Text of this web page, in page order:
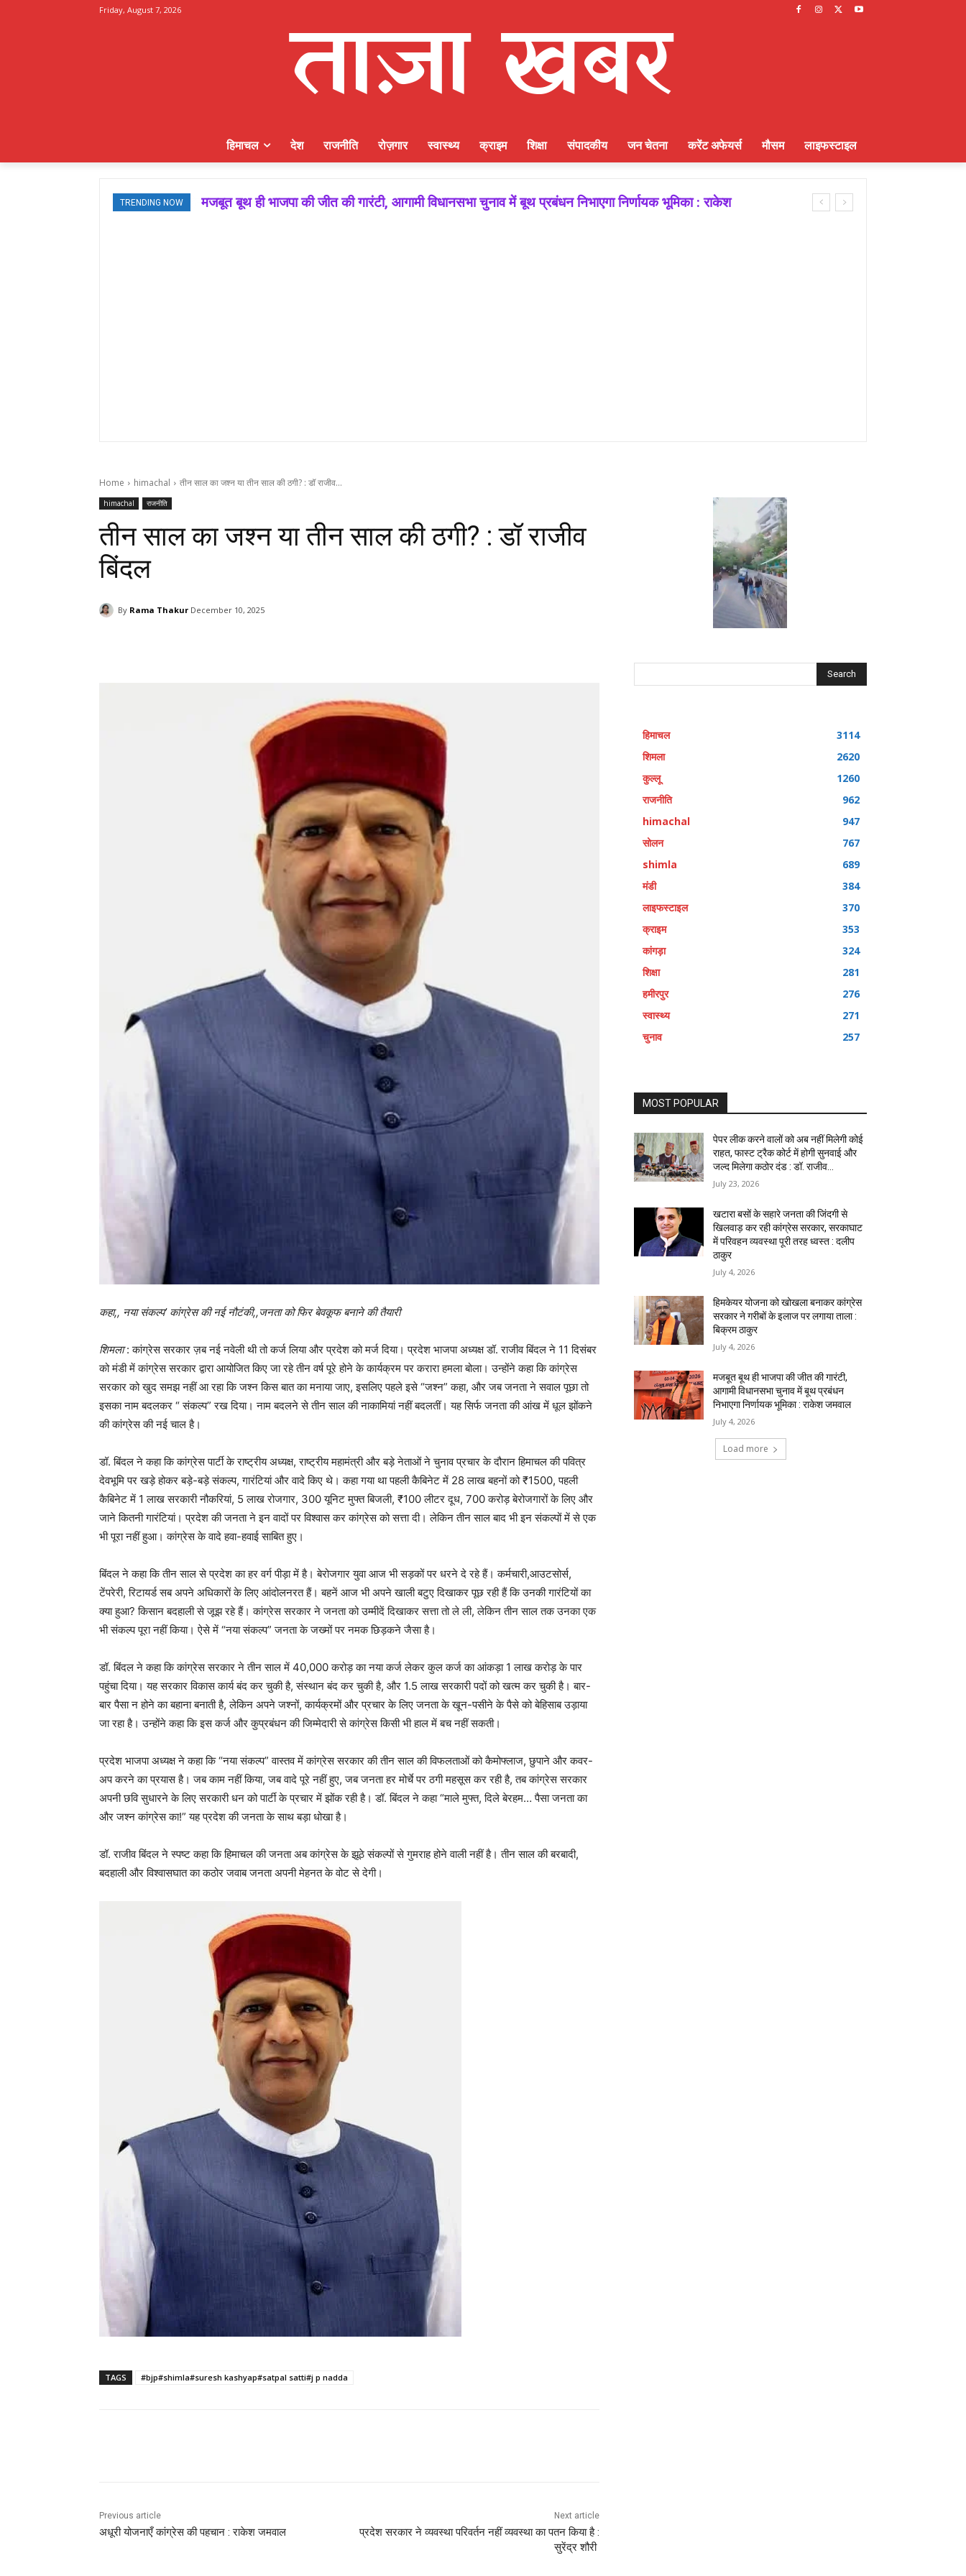
Friday, August 7, 2026
हिमाचल देश राजनीति रोज़गार स्वास्थ्य क्राइम शिक्षा संपादकीय जन चेतना करेंट अफेयर्स मौसम लाइफस्टाइल
TRENDING NOW
मजबूत बूथ ही भाजपा की जीत की गारंटी, आगामी विधानसभा चुनाव में बूथ प्रबंधन निभाएगा निर्णायक भूमिका : राकेश
Home himachal तीन साल का जश्न या तीन साल की ठगी? : डॉ राजीव...
himachal राजनीति
तीन साल का जश्न या तीन साल की ठगी? : डॉ राजीव
बिंदल
By Rama Thakur December 10, 2025
कहा,, नया संकल्प’ कांग्रेस की नई नौटंकी,,जनता को फिर बेवकूफ बनाने की तैयारी
शिमला: कांग्रेस सरकार ज़ब नई नवेली थी तो कर्ज लिया और प्रदेश को मर्ज दिया। प्रदेश भाजपा अध्यक्ष डॉ. राजीव बिंदल ने 11 दिसंबर
को मंडी में कांग्रेस सरकार द्वारा आयोजित किए जा रहे तीन वर्ष पूरे होने के कार्यक्रम पर करारा हमला बोला। उन्होंने कहा कि कांग्रेस
सरकार को खुद समझ नहीं आ रहा कि जश्न किस बात का मनाया जाए, इसलिए पहले इसे “जश्न” कहा, और जब जनता ने सवाल पूछा तो
इसका नाम बदलकर “ संकल्प” रख दिया। नाम बदलने से तीन साल की नाकामियां नहीं बदलतीं। यह सिर्फ जनता की आंख में धूल झोंकने
की कांग्रेस की नई चाल है।
डॉ. बिंदल ने कहा कि कांग्रेस पार्टी के राष्ट्रीय अध्यक्ष, राष्ट्रीय महामंत्री और बड़े नेताओं ने चुनाव प्रचार के दौरान हिमाचल की पवित्र
देवभूमि पर खड़े होकर बड़े-बड़े संकल्प, गारंटियां और वादे किए थे। कहा गया था पहली कैबिनेट में 28 लाख बहनों को ₹1500, पहली
कैबिनेट में 1 लाख सरकारी नौकरियां, 5 लाख रोजगार, 300 यूनिट मुफ्त बिजली, ₹100 लीटर दूध, 700 करोड़ बेरोजगारों के लिए और
जाने कितनी गारंटियां। प्रदेश की जनता ने इन वादों पर विश्वास कर कांग्रेस को सत्ता दी। लेकिन तीन साल बाद भी इन संकल्पों में से एक
भी पूरा नहीं हुआ। कांग्रेस के वादे हवा-हवाई साबित हुए।
बिंदल ने कहा कि तीन साल से प्रदेश का हर वर्ग पीड़ा में है। बेरोजगार युवा आज भी सड़कों पर धरने दे रहे हैं। कर्मचारी,आउटसोर्स,
टेंपरेरी, रिटायर्ड सब अपने अधिकारों के लिए आंदोलनरत हैं। बहनें आज भी अपने खाली बटुए दिखाकर पूछ रही हैं कि उनकी गारंटियों का
क्या हुआ? किसान बदहाली से जूझ रहे हैं। कांग्रेस सरकार ने जनता को उम्मीदें दिखाकर सत्ता तो ले ली, लेकिन तीन साल तक उनका एक
भी संकल्प पूरा नहीं किया। ऐसे में “नया संकल्प” जनता के जख्मों पर नमक छिड़कने जैसा है।
डॉ. बिंदल ने कहा कि कांग्रेस सरकार ने तीन साल में 40,000 करोड़ का नया कर्ज लेकर कुल कर्ज का आंकड़ा 1 लाख करोड़ के पार
पहुंचा दिया। यह सरकार विकास कार्य बंद कर चुकी है, संस्थान बंद कर चुकी है, और 1.5 लाख सरकारी पदों को खत्म कर चुकी है। बार-
बार पैसा न होने का बहाना बनाती है, लेकिन अपने जश्नों, कार्यक्रमों और प्रचार के लिए जनता के खून-पसीने के पैसे को बेहिसाब उड़ाया
जा रहा है। उन्होंने कहा कि इस कर्ज और कुप्रबंधन की जिम्मेदारी से कांग्रेस किसी भी हाल में बच नहीं सकती।
प्रदेश भाजपा अध्यक्ष ने कहा कि “नया संकल्प” वास्तव में कांग्रेस सरकार की तीन साल की विफलताओं को कैमोफ्लाज, छुपाने और कवर-
अप करने का प्रयास है। जब काम नहीं किया, जब वादे पूरे नहीं हुए, जब जनता हर मोर्चे पर ठगी महसूस कर रही है, तब कांग्रेस सरकार
अपनी छवि सुधारने के लिए सरकारी धन को पार्टी के प्रचार में झोंक रही है। डॉ. बिंदल ने कहा “माले मुफ्त, दिले बेरहम… पैसा जनता का
और जश्न कांग्रेस का!” यह प्रदेश की जनता के साथ बड़ा धोखा है।
डॉ. राजीव बिंदल ने स्पष्ट कहा कि हिमाचल की जनता अब कांग्रेस के झूठे संकल्पों से गुमराह होने वाली नहीं है। तीन साल की बरबादी,
बदहाली और विश्वासघात का कठोर जवाब जनता अपनी मेहनत के वोट से देगी।
TAGS #bjp#shimla#suresh kashyap#satpal satti#j p nadda
Previous article
अधूरी योजनाएँ कांग्रेस की पहचान : राकेश जमवाल
Next article
प्रदेश सरकार ने व्यवस्था परिवर्तन नहीं व्यवस्था का पतन किया है :
सुरेंद्र शौरी
Search
हिमाचल
3114
शिमला
2620
कुल्लू
1260
राजनीति
962
himachal
947
सोलन
767
shimla
689
मंडी
384
लाइफस्टाइल
370
क्राइम
353
कांगड़ा
324
शिक्षा
281
हमीरपुर
276
स्वास्थ्य
271
चुनाव
257
MOST POPULAR
पेपर लीक करने वालों को अब नहीं मिलेगी कोई
राहत, फास्ट ट्रैक कोर्ट में होगी सुनवाई और
जल्द मिलेगा कठोर दंड : डॉ. राजीव...
July 23, 2026
खटारा बसों के सहारे जनता की जिंदगी से
खिलवाड़ कर रही कांग्रेस सरकार, सरकाघाट
में परिवहन व्यवस्था पूरी तरह ध्वस्त : दलीप
ठाकुर
July 4, 2026
हिमकेयर योजना को खोखला बनाकर कांग्रेस
सरकार ने गरीबों के इलाज पर लगाया ताला :
बिक्रम ठाकुर
July 4, 2026
मजबूत बूथ ही भाजपा की जीत की गारंटी,
आगामी विधानसभा चुनाव में बूथ प्रबंधन
निभाएगा निर्णायक भूमिका : राकेश जमवाल
July 4, 2026
Load more